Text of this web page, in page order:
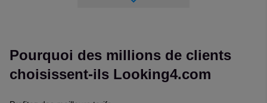
Pourquoi des millions de clients
choisissent-ils Looking4.com